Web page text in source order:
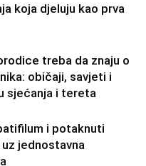
koja djeluju kao prva
treba da znaju o
običaji, savjeti i
sjećanja i tereta
i potaknuti
jednostavna